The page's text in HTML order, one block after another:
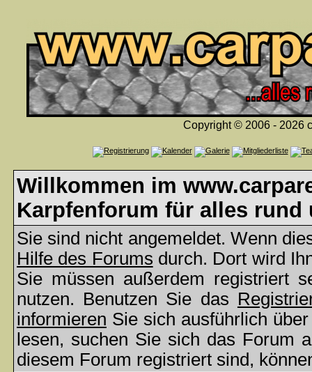
Copyright © 2006 - 2026
Willkommen im
Karpfenforum für alles rund
Sie sind nicht angemeldet. Wenn
Hilfe des Forums durch. Dort wird
Sie müssen außerdem registriert
nutzen. Benutzen Sie das
informieren Sie sich ausführlich
lesen, suchen Sie sich das Forum
diesem Forum registriert sind,